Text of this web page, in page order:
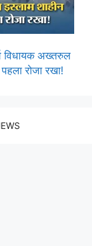
विधायक अख्तरुल
रोजा रखा!